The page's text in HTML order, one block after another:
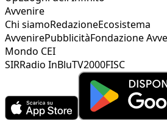
Avvenire
Chi siamoRedazioneEcosistema
AvvenirePubblicitàFondazione
Mondo CEI
SIRRadio InBluTV2000FISC